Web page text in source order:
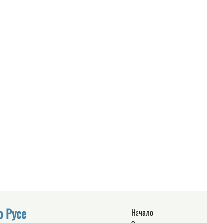
Русе
Начало